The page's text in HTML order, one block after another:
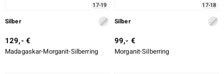
17-19
Silber
129,- €
Madagaskar-Morganit-Silberring
17-18
Silber
99,- €
Morganit-Silberring